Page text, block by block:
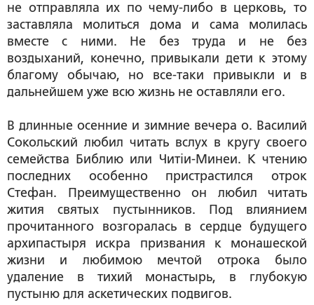
не отправляла их по чему-либо в церковь, то
заставляла молиться дома и сама молилась
вместе с ними. Не без труда и не без
воздыханий, конечно, привыкали дети к этому
благому обычаю, но все-таки привыкли и в
дальнейшем уже всю жизнь не оставляли его.
В длинные осенние и зимние вечера о. Василий
Сокольский любил читать вслух в кругу своего
семейства Библию или Читiи-Минеи. К чтению
последних особенно пристрастился отрок
Стефан. Преимущественно он любил читать
жития святых пустынников. Под влиянием
прочитанного возгоралась в сердце будущего
архипастыря искра призвания к монашеской
жизни и любимою мечтой отрока было
удаление в тихий монастырь, в глубокую
пустыню для аскетических подвигов.